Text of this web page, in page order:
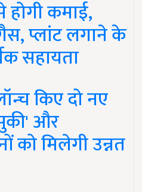
कमाई,
प्लांट लगाने के
सहायता
किए दो नए
और
को मिलेगी उन्नत